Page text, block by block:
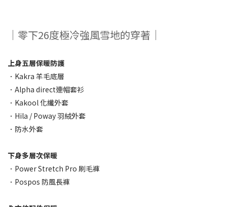
｜零下26度極冷強風雪地的穿著｜
上身五層保暖防護
．Kakra 羊毛底層
．Alpha direct連帽套衫
．Kakool 化纖外套
．Hila / Poway 羽絨外套
．防水外套
下身多層次保暖
．Power Stretch Pro 刷毛褲
．Pospos 防風長褲